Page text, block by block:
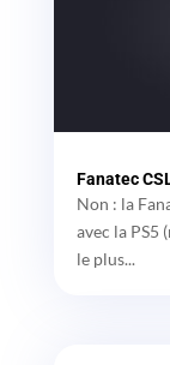
Fanatec
Non : la
avec la PS5
le plus...